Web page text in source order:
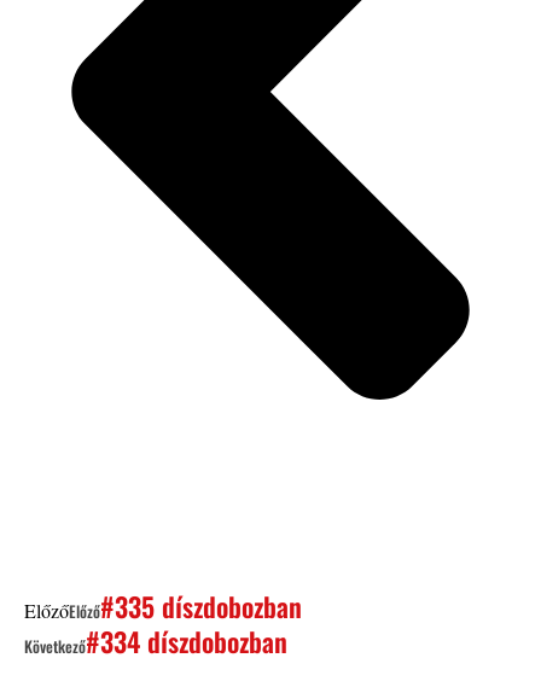
ElőzőElőző#335 díszdobozban
Következő#334 díszdobozban